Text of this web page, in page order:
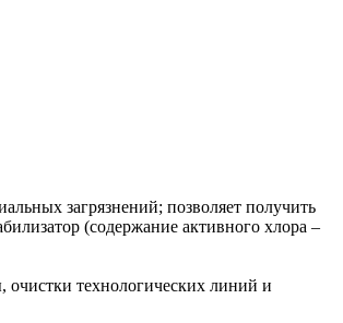
загрязнений; позволяет получить
(содержание активного хлора –
очистки технологических линий и